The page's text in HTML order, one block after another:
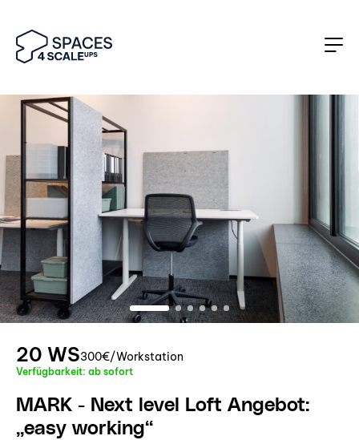
20 WS300€/Workstation
Verfügbarkeit: ab sofort
MARK - Next level Loft Angebot:
„easy working“